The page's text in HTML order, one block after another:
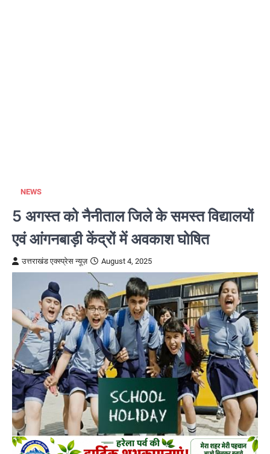
NEWS
5 अगस्त को नैनीताल जिले के समस्त विद्यालयों
एवं आंगनबाड़ी केंद्रों में अवकाश घोषित
उत्तराखंड एक्स्प्रेस न्यूज़ August 4, 2025